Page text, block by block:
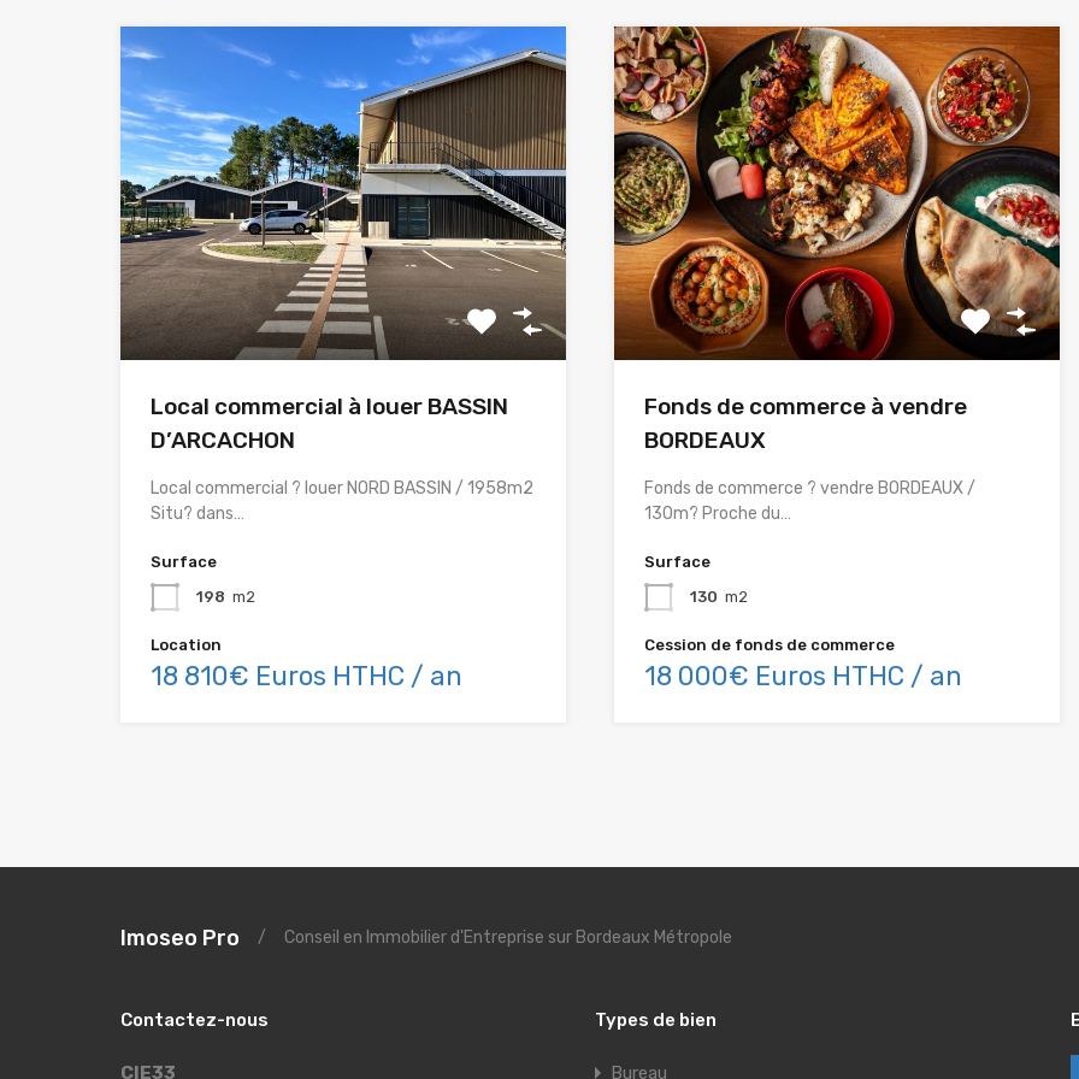
Local commercial à louer BASSIN
D’ARCACHON
Local commercial ? louer NORD BASSIN / 1958m2
Situ? dans…
Surface
198 m2
Location
18 810€ Euros HTHC / an
Fonds de commerce à vendre
BORDEAUX
Fonds de commerce ? vendre BORDEAUX /
130m? Proche du…
Surface
130 m2
Cession de fonds de commerce
18 000€ Euros HTHC / an
Imoseo Pro / Conseil en Immobilier d'Entreprise sur Bordeaux Métropole
Contactez-nous
CIE33
Types de bien
Bureau